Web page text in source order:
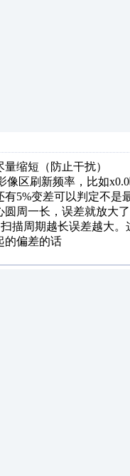
缩短（防止干扰）
区刷新频率，比如
5%变差可以判定不是
周一长，误差就放大
描周期越长误差越大
的偏差的话